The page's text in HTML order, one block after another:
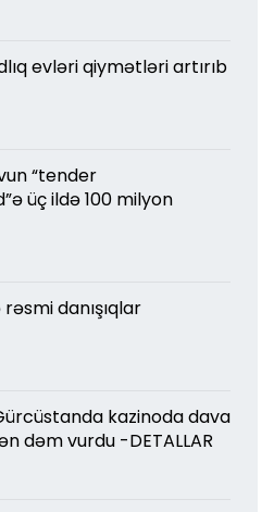
evləri qiymətləri artırıb
“tender
üç ildə 100 milyon
danışıqlar
kazinoda dava
dəm vurdu -DETALLAR